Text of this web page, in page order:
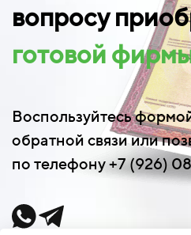
вопросу
готовой
Воспользуйтесь
обратной связи или
по телефону +7 (926)